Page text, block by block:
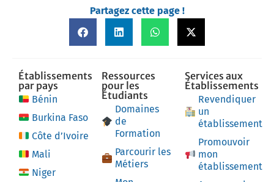
Partagez cette page !
Établissements
par pays
Bénin
Burkina Faso
Côte d’Ivoire
Mali
Niger
Ressources
pour les
Étudiants
Domaines
de
Formation
Parcourir les
Métiers
Services aux
Établissements
Revendiquer
un
établissement
Promouvoir
mon
établissement